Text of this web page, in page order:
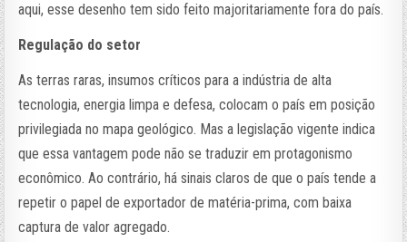
aqui, esse desenho tem sido feito majoritariamente fora do país.
Regulação do setor
As terras raras, insumos críticos para a indústria de alta
tecnologia, energia limpa e defesa, colocam o país em posição
privilegiada no mapa geológico. Mas a legislação vigente indica
que essa vantagem pode não se traduzir em protagonismo
econômico. Ao contrário, há sinais claros de que o país tende a
repetir o papel de exportador de matéria-prima, com baixa
captura de valor agregado.